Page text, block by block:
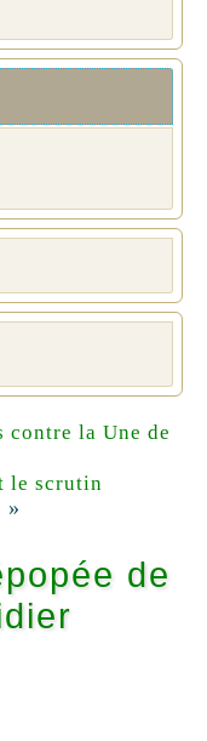
contre la Une de
le scrutin
»
de